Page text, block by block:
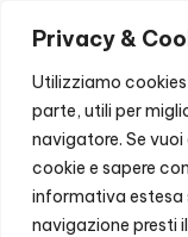
Privacy &
Utilizziamo
parte, utili per
navigatore. Se
cookie e sapere
informativa estesa
navigazione presti